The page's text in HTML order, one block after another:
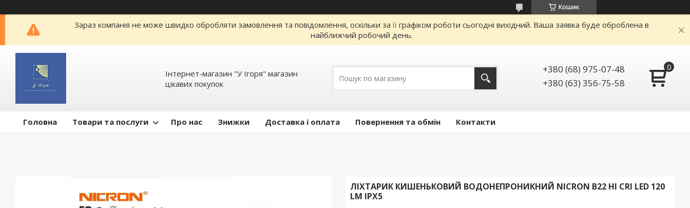
Кошик
Зараз компанія не може швидко обробляти замовлення та повідомлення, оскільки за її графіком роботи сьогодні вихідний. Ваша заявка буде оброблена в
найближчий робочий день.
Інтернет-магазин "У Ігоря" магазин
цікавих покупок
+380 (68) 975-07-48
+380 (63) 356-75-58
Головна Товари та послуги Про нас Знижки Доставка і оплата Повернення та обмін Контакти
ЛІХТАРИК КИШЕНЬКОВИЙ ВОДОНЕПРОНИКНИЙ NICRON B22 HI CRI LED 120
LM IPX5